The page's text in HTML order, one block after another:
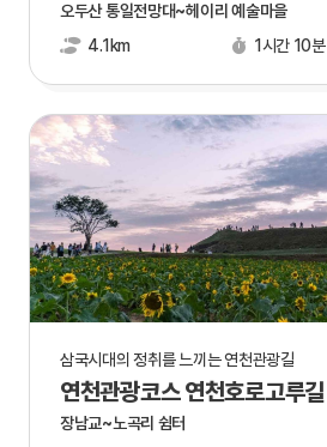
오두산 통일전망대~헤이리 예술마을
4.1km
1시간 10분
삼국시대의 정취를 느끼는 연천관광길
연천관광코스 연천호로고루길
장남교~노곡리 쉼터